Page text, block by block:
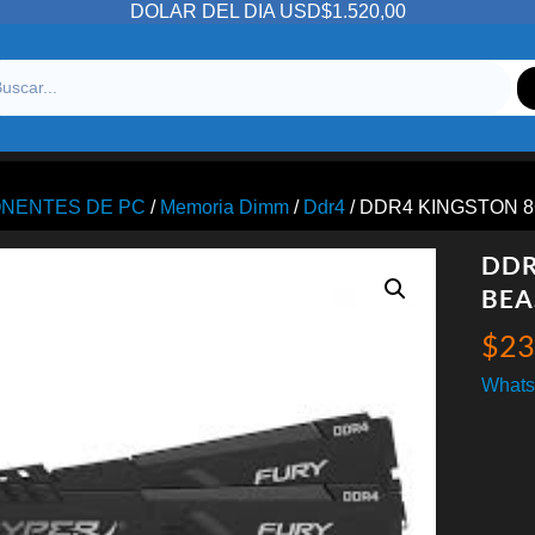
DOLAR DEL DIA USD$1.520,00
DE PC / Memoria Dimm / Ddr4 / DDR4 KINGSTON
$